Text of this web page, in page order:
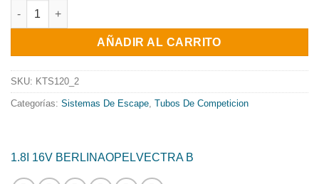
original
era:
217.03€.
actual
es:
175.45€.
TUBO SUPRESOR DE CATALIZADOR USO EXCLUSIVO
AÑADIR AL CARRITO
SKU: KTS120_2
Categorías: Sistemas De Escape, Tubos De Competicion
1.8I 16V BERLINAOPELVECTRA B